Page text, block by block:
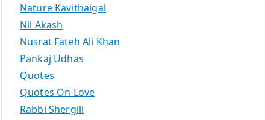
Nature Kavithaigal
Nil Akash
Nusrat Fateh Ali Khan
Pankaj Udhas
Quotes
Quotes On Love
Rabbi Shergill